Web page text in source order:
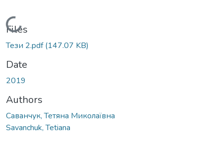
Loading...
Files
Тези 2.pdf(147.07 KB)
Date
2019
Authors
Саванчук, Тетяна Миколаївна
Savanchuk, Tetiana